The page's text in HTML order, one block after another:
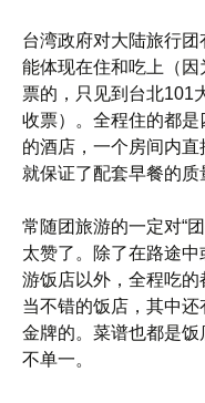
台湾政府对大陆旅行
能体现在住和吃上（
票的，只见到台北101
收票）。全程住的都
的酒店，一个房间内
就保证了配套早餐的质
常随团旅游的一定对“
太赞了。除了在路途
游饭店以外，全程吃
当不错的饭店，其中
金牌的。菜谱也都是
不单一。